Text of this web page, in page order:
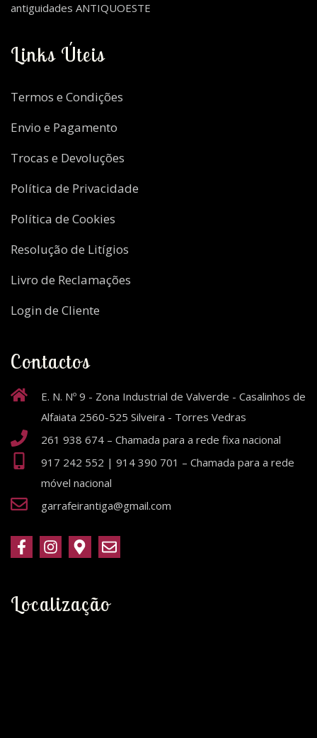
antiguidades ANTIQUOESTE
Links Úteis
Termos e Condições
Envio e Pagamento
Trocas e Devoluções
Política de Privacidade
Política de Cookies
Resolução de Litígios
Livro de Reclamações
Login de Cliente
Contactos
E. N. Nº 9 - Zona Industrial de Valverde - Casalinhos de
Alfaiata 2560-525 Silveira - Torres Vedras
261 938 674 – Chamada para a rede fixa nacional
917 242 552 | 914 390 701 – Chamada para a rede
móvel nacional
garrafeirantiga@gmail.com
Localização